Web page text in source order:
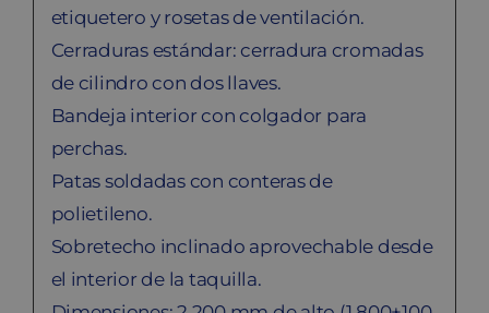
etiquetero y rosetas de ventilación.
Cerraduras estándar: cerradura cromadas
de cilindro con dos llaves.
Bandeja interior con colgador para
perchas.
Patas soldadas con conteras de
polietileno.
Sobretecho inclinado aprovechable desde
el interior de la taquilla.